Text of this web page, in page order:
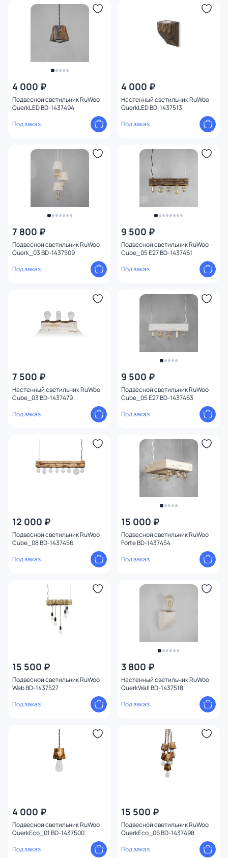
4 000 ₽
Подвесной светильник RuWoo
QuerkLED BD-1437494
Под заказ
4 000 ₽
Настенный светильник RuWoo
QuerkLED BD-1437513
Под заказ
7 800 ₽
Подвесной светильник RuWoo
Querk_03 BD-1437509
Под заказ
9 500 ₽
Подвесной светильник RuWoo
Cube_05 E27 BD-1437461
Под заказ
7 500 ₽
Настенный светильник RuWoo
Cube_03 BD-1437479
Под заказ
9 500 ₽
Подвесной светильник RuWoo
Cube_05 E27 BD-1437463
Под заказ
12 000 ₽
Подвесной светильник RuWoo
Cube_08 BD-1437456
Под заказ
15 000 ₽
Подвесной светильник RuWoo
Forte BD-1437454
Под заказ
15 500 ₽
Подвесной светильник RuWoo
Web BD-1437527
Под заказ
3 800 ₽
Настенный светильник RuWoo
QuerkWall BD-1437518
Под заказ
4 000 ₽
Подвесной светильник RuWoo
QuerkEco_01 BD-1437500
Под заказ
15 500 ₽
Подвесной светильник RuWoo
QuerkEco_06 BD-1437498
Под заказ